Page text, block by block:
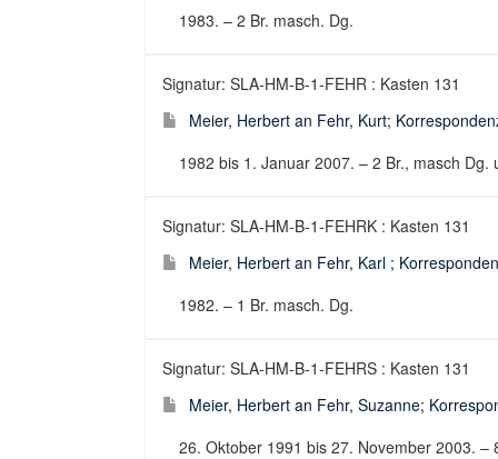
1983. – 2 Br. masch. Dg.
Signatur: SLA-HM-B-1-FEHR : Kasten 131
Meier, Herbert an Fehr, Kurt;
1982 bis 1. Januar 2007. – 2 Br., masch Dg.
Signatur: SLA-HM-B-1-FEHRK : Kasten 131
Meier, Herbert an Fehr, Karl ;
1982. – 1 Br. masch. Dg.
Signatur: SLA-HM-B-1-FEHRS : Kasten 131
Meier, Herbert an Fehr, Suzanne;
26. Oktober 1991 bis 27. November 2003. –